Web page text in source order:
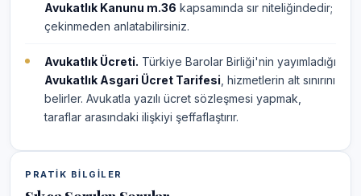
Avukatlık Kanunu m.36 kapsamında sır niteliğindedir;
çekinmeden anlatabilirsiniz.
Avukatlık Ücreti. Türkiye Barolar Birliği'nin yayımladığı
Avukatlık Asgari Ücret Tarifesi , hizmetlerin alt sınırını
belirler. Avukatla yazılı ücret sözleşmesi yapmak,
taraflar arasındaki ilişkiyi şeffaflaştırır.
PRATIK BILGILER